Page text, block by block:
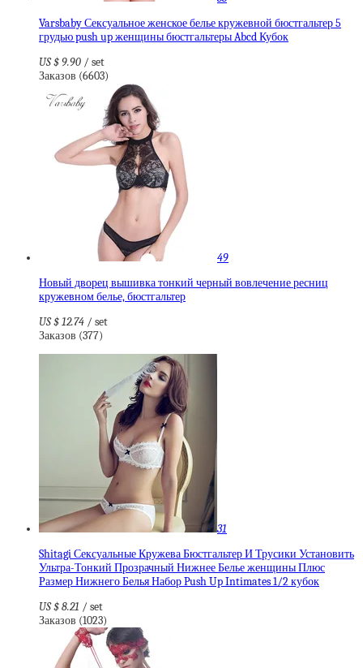
Varsbaby Сексуальное женское белье кружевной бюстгальтер 5
грудью push up женщины бюстгальтеры Abcd Кубок
US $ 9.90 / set
Заказов (6603)
49
Новый дворец вышивка тонкий черный вовлечение ресниц
кружевном белье, бюстгальтер
US $ 12.74 / set
Заказов (377)
31
Shitagi Сексуальные Кружева Бюстгальтер И Трусики Установить
Ультра-Тонкий Прозрачный Нижнее Белье женщины Плюс
Размер Нижнего Белья Набор Push Up Intimates 1/2 кубок
US $ 8.21 / set
Заказов (1023)